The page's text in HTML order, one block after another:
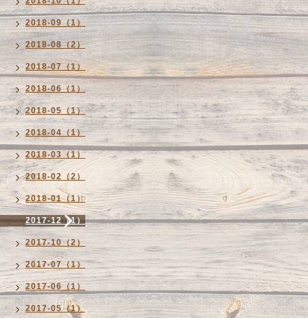
2018-09（1）
2018-08（2）
2018-07（1）
2018-06（1）
2018-05（1）
2018-04（1）
2018-03（1）
2018-02（2）
2018-01（1）
2017-12（1）
2017-10（2）
2017-07（1）
2017-06（1）
2017-05（1）